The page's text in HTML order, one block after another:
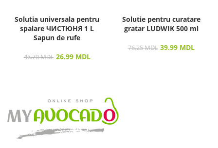
Solutia universala pentru
spalare ЧИСТЮНЯ 1 L
Sapun de rufe
46.70MDL 26.99 MDL
Solutie pentru curatare
gratar LUDWIK 500 ml
76.25MDL 39.99 MDL